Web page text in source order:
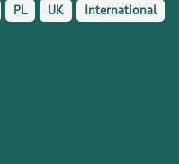
PL UK International